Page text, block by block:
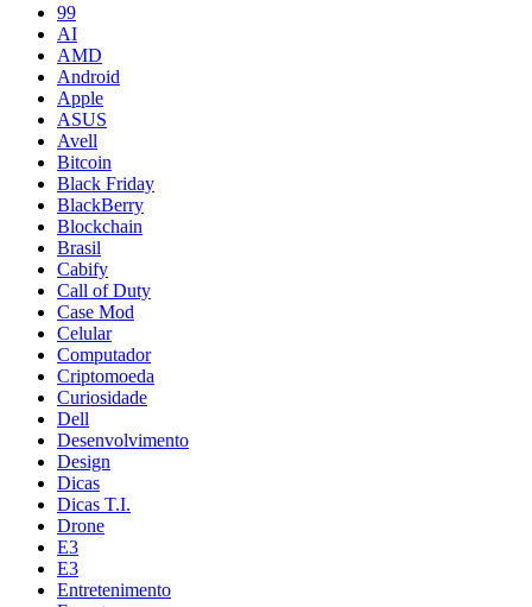
99
AI
AMD
Android
Apple
ASUS
Avell
Bitcoin
Black Friday
BlackBerry
Blockchain
Brasil
Cabify
Call of Duty
Case Mod
Celular
Computador
Criptomoeda
Curiosidade
Dell
Desenvolvimento
Design
Dicas
Dicas T.I.
Drone
E3
E3
Entretenimento